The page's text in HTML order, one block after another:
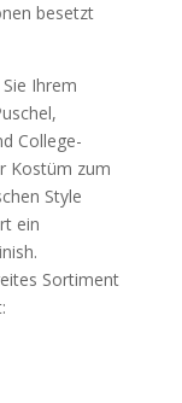
besetzt
Ihrem
College-
Kostüm zum
Style
ein
Sortiment